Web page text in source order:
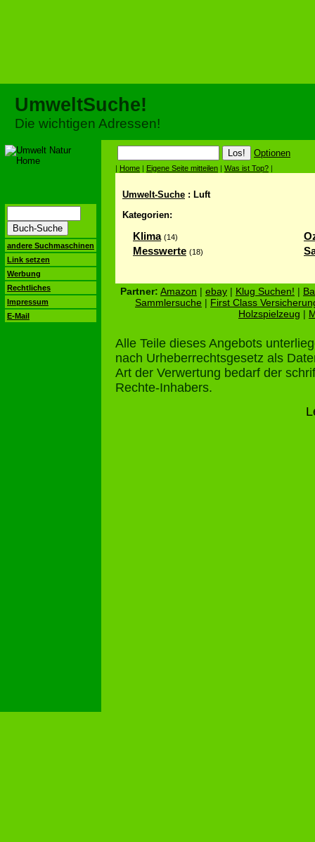
UmweltSuche!
Die wichtigen Adressen!
andere Suchmaschinen
Link setzen
Werbung
Rechtliches
Impressum
E-Mail
Optionen
| Home | Eigene Seite mitteilen | Was ist Top? |
Umwelt-Suche : Luft
Kategorien:
Klima (14)
Messwerte (18)
Partner: Amazon | ebay | Klug Suchen! |
Sammlersuche | First Class
Holzspielzeug |
Alle Teile dieses Angebots
nach Urheberrechtsgesetz als
Art der Verwertung bedarf der
Rechte-Inhabers.